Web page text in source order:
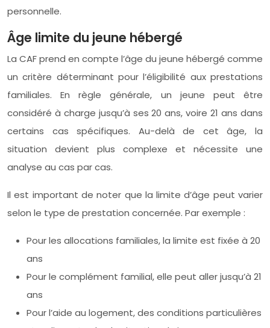
personnelle.
Âge limite du jeune hébergé
La CAF prend en compte l’âge du jeune hébergé comme
un critère déterminant pour l’éligibilité aux prestations
familiales. En règle générale, un jeune peut être
considéré à charge jusqu’à ses 20 ans, voire 21 ans dans
certains cas spécifiques. Au-delà de cet âge, la
situation devient plus complexe et nécessite une
analyse au cas par cas.
Il est important de noter que la limite d’âge peut varier
selon le type de prestation concernée. Par exemple :
Pour les allocations familiales, la limite est fixée à 20
ans
Pour le complément familial, elle peut aller jusqu’à 21
ans
Pour l’aide au logement, des conditions particulières